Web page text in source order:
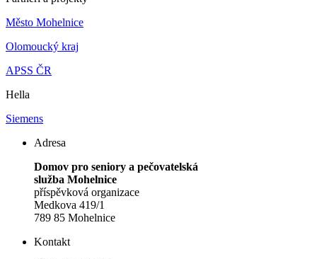
Město Mohelnice
Olomoucký kraj
APSS ČR
Hella
Siemens
Adresa
Domov pro seniory a pečovatelská
služba Mohelnice
příspěvková organizace
Medkova 419/1
789 85 Mohelnice
Kontakt